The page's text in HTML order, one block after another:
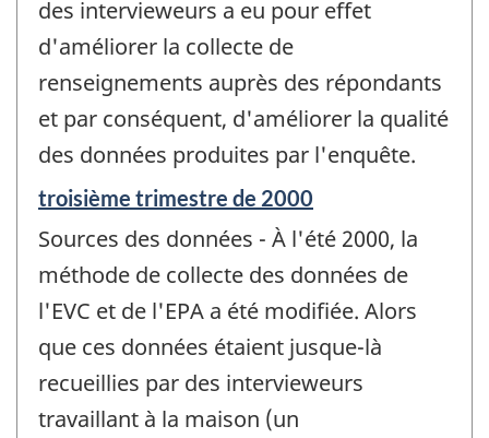
des intervieweurs a eu pour effet
d'améliorer la collecte de
renseignements auprès des répondants
et par conséquent, d'améliorer la qualité
des données produites par l'enquête.
Période
référence
de
-
troisième trimestre de 2000
Sources des données - À l'été 2000, la
méthode de collecte des données de
l'EVC et de l'EPA a été modifiée. Alors
que ces données étaient jusque-là
recueillies par des intervieweurs
travaillant à la maison (un